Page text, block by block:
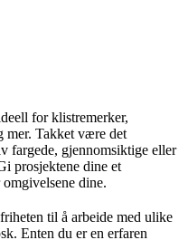
for klistremerker,
mer. Takket være det
fargede, gjennomsiktige eller
prosjektene dine et
dine.
til å arbeide med ulike
Enten du er en erfaren